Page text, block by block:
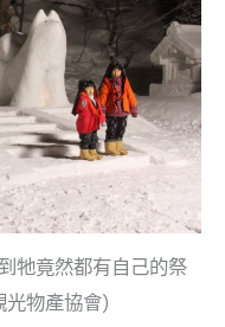
牠竟然都有自己的祭
光物產協會)